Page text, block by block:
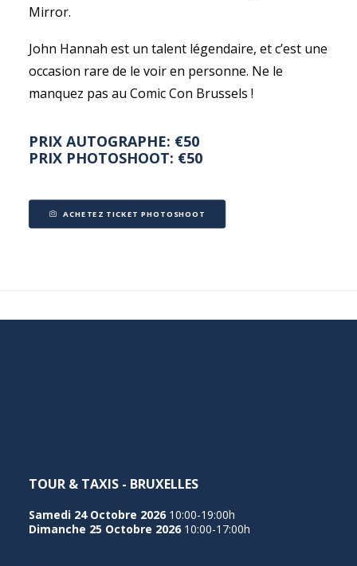
Mirror.
John Hannah est un talent légendaire, et c’est une
occasion rare de le voir en personne. Ne le
manquez pas au Comic Con Brussels !
PRIX AUTOGRAPHE: €50
PRIX PHOTOSHOOT: €50
ACHETEZ TICKET PHOTOSHOOT
TOUR & TAXIS - BRUXELLES
Samedi 24 Octobre 2026 10:00-19:00h
Dimanche 25 Octobre 2026 10:00-17:00h